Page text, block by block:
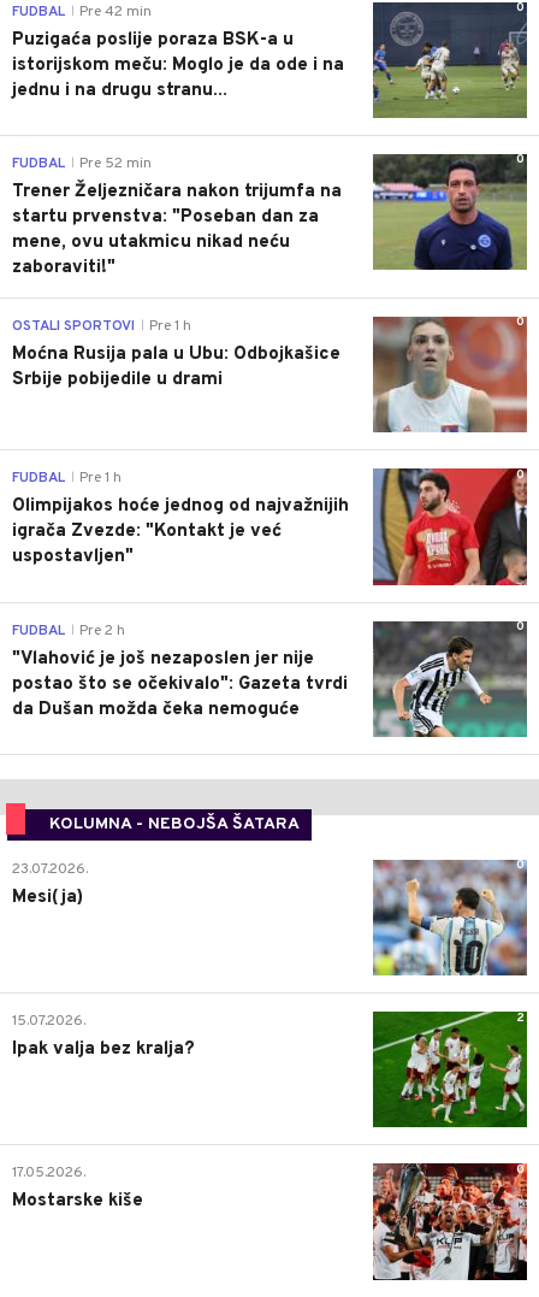
0
FUDBAL Pre 42 min
Puzigaća poslije poraza BSK-a u
istorijskom meču: Moglo je da ode i na
jednu i na drugu stranu...
0
FUDBAL Pre 52 min
Trener Željezničara nakon trijumfa na
startu prvenstva: "Poseban dan za
mene, ovu utakmicu nikad neću
zaboraviti!"
0
OSTALI SPORTOVI Pre 1 h
Moćna Rusija pala u Ubu: Odbojkašice
Srbije pobijedile u drami
0
FUDBAL Pre 1 h
Olimpijakos hoće jednog od najvažnijih
igrača Zvezde: "Kontakt je već
uspostavljen"
0
FUDBAL Pre 2 h
"Vlahović je još nezaposlen jer nije
postao što se očekivalo": Gazeta tvrdi
da Dušan možda čeka nemoguće
KOLUMNA - NEBOJŠA ŠATARA
0
23.07.2026.
Mesi(ja)
2
15.07.2026.
Ipak valja bez kralja?
0
17.05.2026.
Mostarske kiše